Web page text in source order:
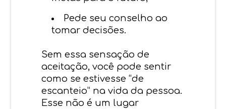
Pede seu conselho ao
tomar decisões.
Sem essa sensação de
aceitação, você pode sentir
como se estivesse “de
escanteio” na vida da pessoa.
Esse não é um lugar